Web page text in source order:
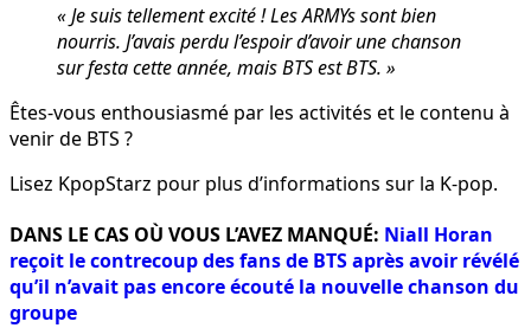
« Je suis tellement excité ! Les ARMYs sont bien
nourris. J’avais perdu l’espoir d’avoir une chanson
sur festa cette année, mais BTS est BTS. »
Êtes-vous enthousiasmé par les activités et le contenu à
venir de BTS ?
Lisez KpopStarz pour plus d’informations sur la K-pop.
DANS LE CAS OÙ VOUS L’AVEZ MANQUÉ: Niall Horan
reçoit le contrecoup des fans de BTS après avoir révélé
qu’il n’avait pas encore écouté la nouvelle chanson du
groupe